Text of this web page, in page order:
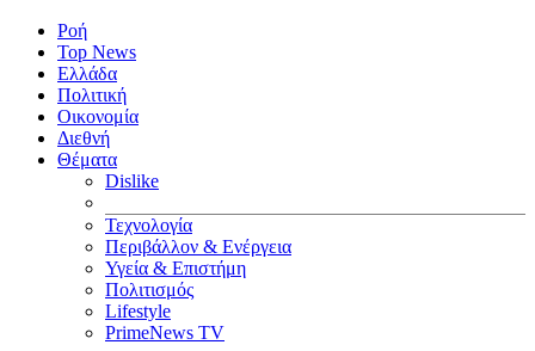
Ροή
Top News
Ελλάδα
Πολιτική
Οικονομία
Διεθνή
Θέματα
Dislike
Τεχνολογία
Περιβάλλον & Ενέργεια
Υγεία & Επιστήμη
Πολιτισμός
Lifestyle
PrimeNews TV